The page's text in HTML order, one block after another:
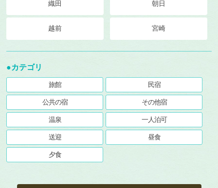
織田 朝日
越前 宮崎
●カテゴリ
旅館 民宿
公共の宿 その他宿
温泉 一人泊可
送迎 昼食
夕食